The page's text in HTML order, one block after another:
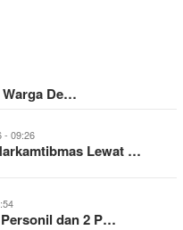
De…
- 09:26
Lewat …
dan 2 P…